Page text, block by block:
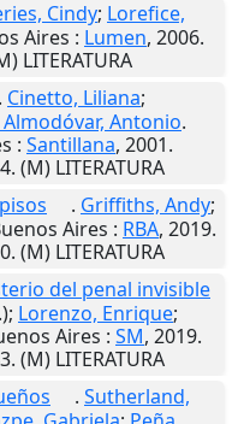
Cindy; Lorefice,
Aires : Lumen, 2006.
LITERATURA
. Cinetto, Liliana;
Antonio.
: Santillana, 2001.
(M) LITERATURA
. Griffiths, Andy;
Aires : RBA, 2019.
(M) LITERATURA
del penal invisible
Lorenzo, Enrique;
Aires : SM, 2019.
(M) LITERATURA
. Sutherland,